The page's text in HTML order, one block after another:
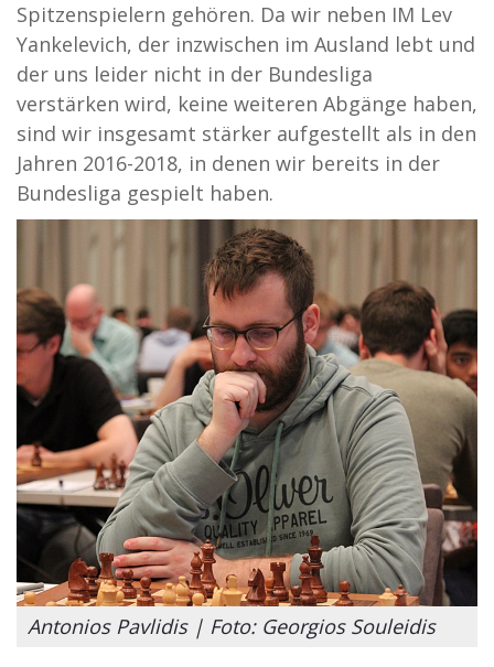
Spitzenspielern gehören. Da wir neben IM Lev
Yankelevich, der inzwischen im Ausland lebt und
der uns leider nicht in der Bundesliga
verstärken wird, keine weiteren Abgänge haben,
sind wir insgesamt stärker aufgestellt als in den
Jahren 2016-2018, in denen wir bereits in der
Bundesliga gespielt haben.
Antonios Pavlidis | Foto: Georgios Souleidis